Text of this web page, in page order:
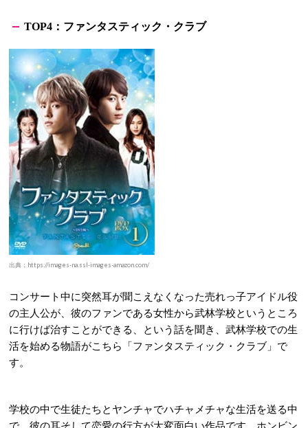
TOP4 ： ファンタスティック・クラブ
出典：https://images-na.ssl-images-amazon.com/
コンサート中に突然耳が聞こえなくなった売れっ子アイドル役
の主人公が、彼のファンである女性から武林学校というところ
に行けば治すことができる、という話を聞き、武林学校での生
活を始める物語がこちら「ファンタスティック・クラブ」で
す。
学校の中で生徒たちとヤンチャでハチャメチャな生活を送る中
で、彼の耳そして恋愛の行方が大変面白い作品です。ホンビン